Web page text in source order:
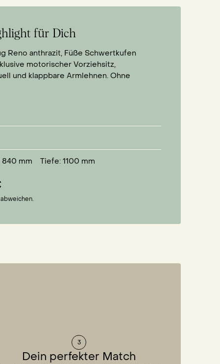
für Dich
Reno anthrazit, Füße Schwertkufen
motorischer Vorziehsitz,
und klappbare Armlehnen. Ohne
840 mm Tiefe: 1100 mm
3
Dein perfekter Match